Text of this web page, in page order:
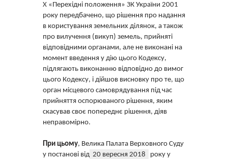
Х «Перехідні положення» ЗК України 2001
року передбачено, що рішення про надання
в користування земельних ділянок, а також
про вилучення (викуп) земель, прийняті
відповідними органами, але не виконані на
момент введення у дію цього Кодексу,
підлягають виконанню відповідно до вимог
цього Кодексу, і дійшов висновку про те, що
орган місцевого самоврядування під час
прийняття оспорюваного рішення, яким
скасував своє попереднє рішення, діяв
неправомірно.
При цьому, Велика Палата Верховного Суду
у постанові від 20 вересня 2018
року у